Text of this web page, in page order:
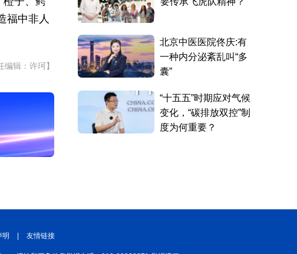
福中非人
编辑：许珂】
明 友情链接